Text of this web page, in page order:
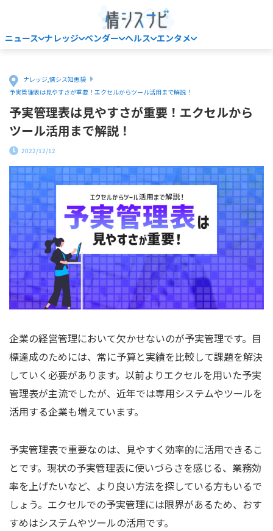
ニュース ナレッジ ベンダー ヘルス エンタメ
Home
ナレッジ 情シス知恵袋
予実管理表は見やすさが重要！エクセルからツール活用まで解説！
予実管理表は見やすさが重要！エクセルから
ツール活用まで解説！
2022/12/12
企業の経営管理において欠かせないのが予実管理です。目
標達成のためには、常に予算と実績を比較して課題を解決
していく必要があります。以前よりエクセルを用いた予実
管理表が主流でしたが、近年では専用システムやツールを
活用する企業も増えています。
予実管理表で重要なのは、見やすく効率的に活用できるこ
とです。現状の予実管理表に使いづらさを感じる、業務効
率を上げたいなど、より良い方法を探している方もいるで
しょう。エクセルでの予実管理には限界があるため、おす
すめはシステムやツールの活用です。